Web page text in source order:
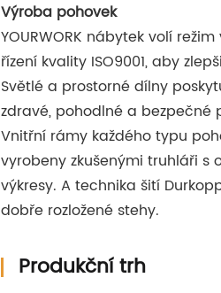
Výroba pohovek
YOURWORK nábytek volí
řízení kvality ISO9001, aby
Světlé a prostorné dílny
zdravé, pohodlné a bezpečné
Vnitřní rámy každého typu
vyrobeny zkušenými truhláři s
výkresy. A technika šití
dobře rozložené stehy.
Produkční trh